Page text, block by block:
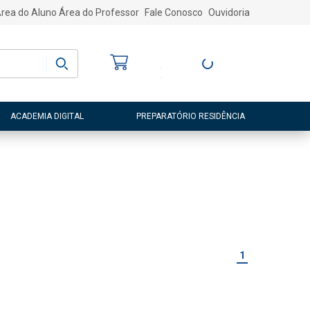
do Aluno Área do Professor Fale Conosco Ouvidoria
Entre ou Cadastre-
ACADEMIA DIGITAL PREPARATÓRIO RESIDÊNCIA
1